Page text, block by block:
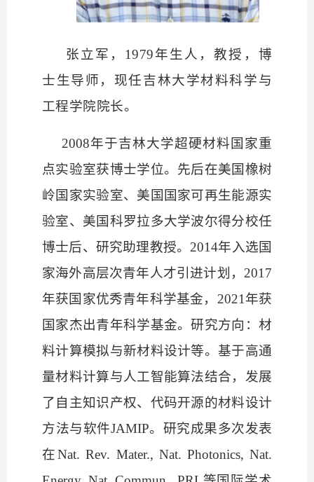
张立军， 1979年生人，教授，博
士生导师，现任吉林大学材料科学与
工程学院院长。
2008年于吉林大学超硬材料国家重
点实验室获博士学位。先后在美国橡树
岭国家实验室、美国国家可再生能源实
验室、美国科罗拉多大学波尔得分校任
博士后、研究助理教授。2014年入选国
家海外高层次青年人才引进计划，2017
年获国家优秀青年科学基金，2021年获
国家杰出青年科学基金。研究方向：材
料计算模拟与新材料设计等。基于高通
量材料计算与人工智能算法结合，发展
了自主知识产权、代码开源的材料设计
方法与软件JAMIP。研究成果多次发表
在Nat. Rev. Mater., Nat. Photonics, Nat.